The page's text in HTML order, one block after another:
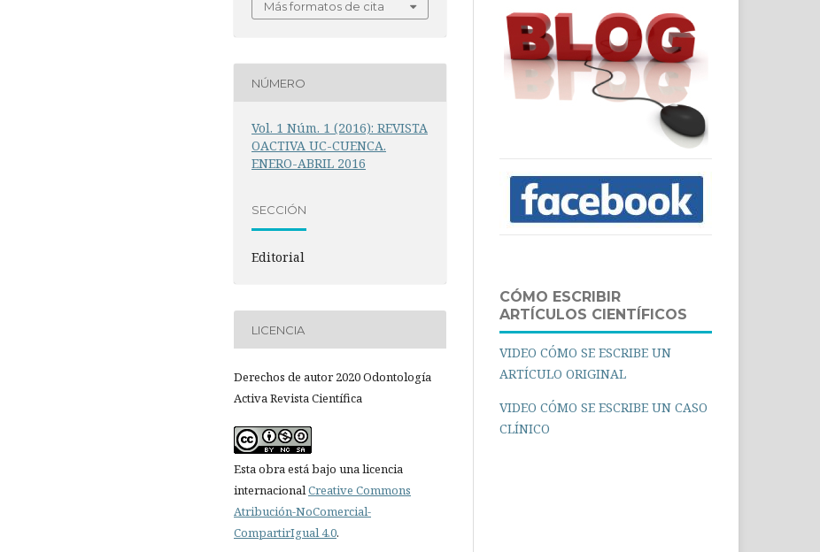
Más formatos de cita
NÚMERO
Vol. 1 Núm. 1 (2016): REVISTA
OACTIVA UC-CUENCA.
ENERO-ABRIL 2016
SECCIÓN
Editorial
LICENCIA
Derechos de autor 2020 Odontología
Activa Revista Científica
Esta obra está bajo una licencia
internacionalCreative Commons
Atribución-NoComercial-
CompartirIgual 4.0.
CÓMO ESCRIBIR
ARTÍCULOS CIENTÍFICOS
VIDEO CÓMO SE ESCRIBE UN
ARTÍCULO ORIGINAL
VIDEO CÓMO SE ESCRIBE UN CASO
CLÍNICO